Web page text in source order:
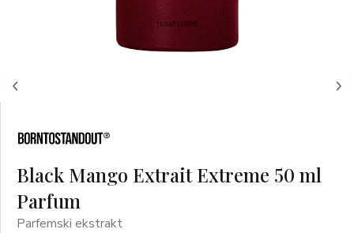
Black Mango Extrait Extreme 50 ml
Parfum
Parfemski ekstrakt